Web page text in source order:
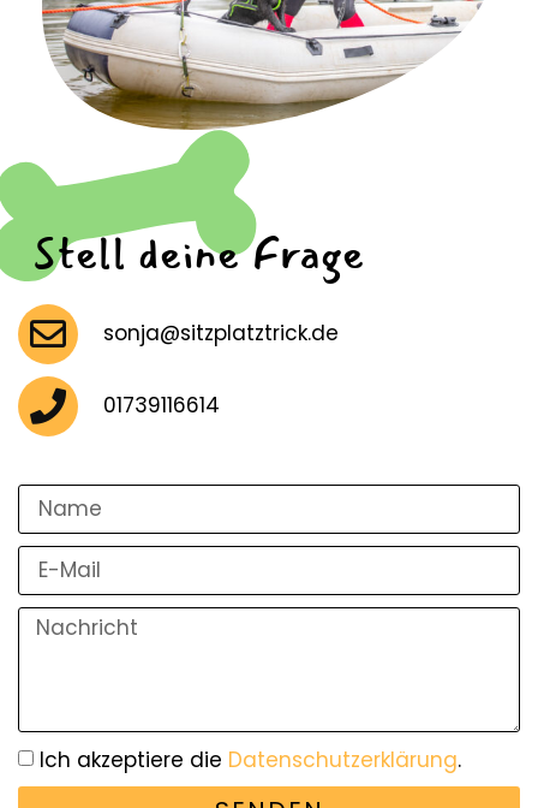
Stell deine Frage
sonja@sitzplatztrick.de
01739116614
Ich akzeptiere die Datenschutzerklärung.